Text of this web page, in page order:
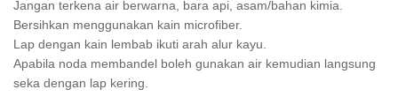
Jangan terkena air berwarna, bara api, asam/bahan kimia.
Bersihkan menggunakan kain microfiber.
Lap dengan kain lembab ikuti arah alur kayu.
Apabila noda membandel boleh gunakan air kemudian langsung
seka dengan lap kering.